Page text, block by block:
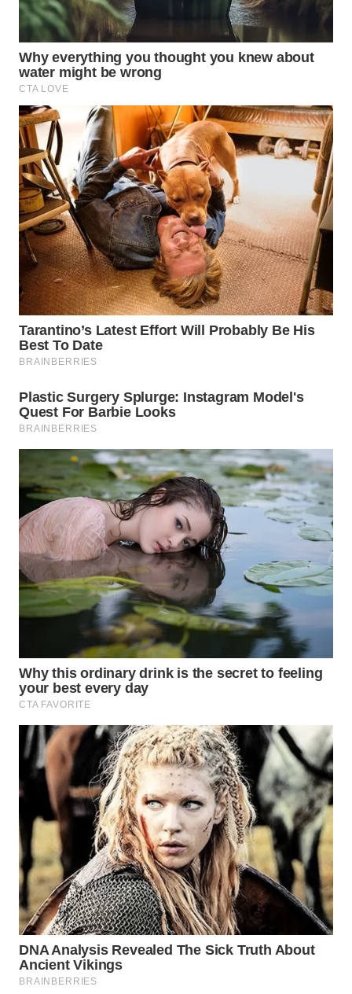
SERIBU
WN
TANGERANG
WN
BINJAI
WN
CIREBON
WN
INDRAMAYU
WN
KUNINGAN
WN
MAJALENGKA
WN
SUBANG
WN
SUKABUMI
WN
PURWAKARTA
WN
PRIANGAN
TIMUR
WN
SEMARANG
SOLO
WN
BOROBUDUR
MADURA
WN
SURABAYA
WN
NATUNA